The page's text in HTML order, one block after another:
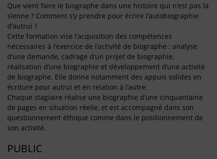
Que vient faire le biographe dans une histoire qui n’est pas la
sienne ? Comment s’y prendre pour écrire l’autobiographie
d’autrui ?
Cette formation vise l’acquisition des compétences
nécessaires à l’exercice de l’activité de biographe : analyse
d’une demande, cadrage d’un projet de biographie,
réalisation d’une biographie et développement d’une activité
de biographe. Elle donne notamment des appuis solides en
écriture pour autrui et en relation à l’autre.
Chaque stagiaire réalise une biographie d’une cinquantaine
de pages en situation réelle, et est accompagné dans son
questionnement éthique comme dans le positionnement de
son activité.
PUBLIC